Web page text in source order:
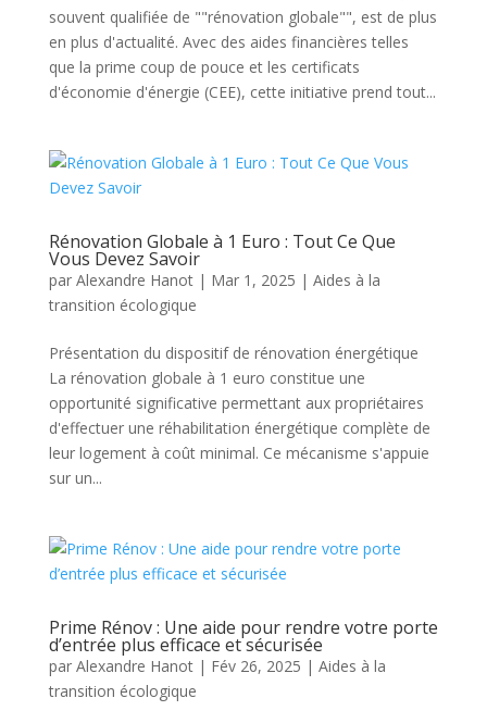
souvent qualifiée de ""rénovation globale"", est de plus
en plus d'actualité. Avec des aides financières telles
que la prime coup de pouce et les certificats
d'économie d'énergie (CEE), cette initiative prend tout...
Rénovation Globale à 1 Euro : Tout Ce Que
Vous Devez Savoir
par Alexandre Hanot| Mar 1, 2025 | Aides à la
transition écologique
Présentation du dispositif de rénovation énergétique
La rénovation globale à 1 euro constitue une
opportunité significative permettant aux propriétaires
d'effectuer une réhabilitation énergétique complète de
leur logement à coût minimal. Ce mécanisme s'appuie
sur un...
Prime Rénov : Une aide pour rendre votre porte
d’entrée plus efficace et sécurisée
par Alexandre Hanot| Fév 26, 2025 | Aides à la
transition écologique